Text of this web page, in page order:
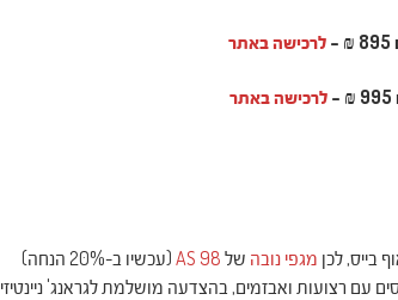
לרכישה באתר
לרכישה באתר
מגפי נובה של AS 98
(עכשיו ב-20% הנחה)
עם רצועות ואבזמים, בהצדעה מושלמת לגראנג' ניינטיזי